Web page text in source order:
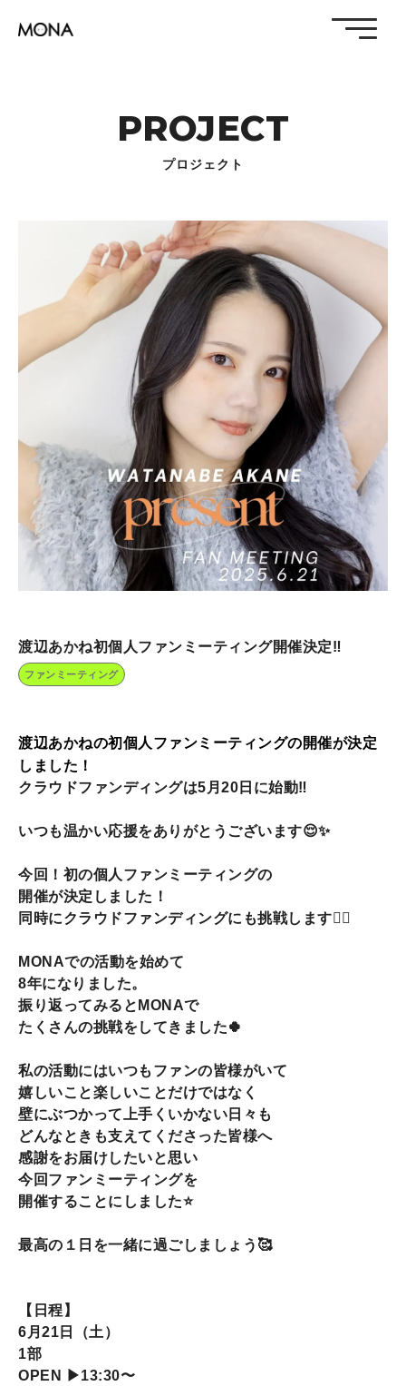
PROJECT
プロジェクト
渡辺あかね初個人ファンミーティング開催決定‼️
ファンミーティング
渡辺あかねの初個人ファンミーティングの開催が決定
しました！
クラウドファンディングは5月20日に始動‼️
いつも温かい応援をありがとうございます😌✨
今回！初の個人ファンミーティングの
開催が決定しました！
同時にクラウドファンディングにも挑戦します❤️‍🔥
MONAでの活動を始めて
8年になりました。
振り返ってみるとMONAで
たくさんの挑戦をしてきました🍀
私の活動にはいつもファンの皆様がいて
嬉しいこと楽しいことだけではなく
壁にぶつかって上手くいかない日々も
どんなときも支えてくださった皆様へ
感謝をお届けしたいと思い
今回ファンミーティングを
開催することにしました⭐️
最高の１日を一緒に過ごしましょう🥰
【日程】
6月21日（土）
1部
OPEN ▶13:30〜